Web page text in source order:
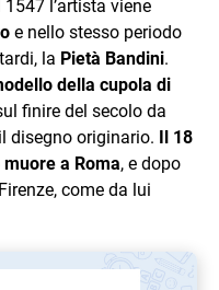
l’artista viene
e nello stesso periodo
la Pietà Bandini.
della cupola di
finire del secolo da
disegno originario. Il 18
a Roma, e dopo
come da lui